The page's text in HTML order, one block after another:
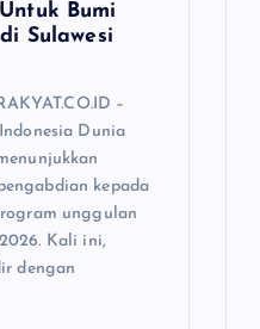
Bumi
Sulawesi
–
Dunia
kepada
unggulan
Kali ini,
dengan